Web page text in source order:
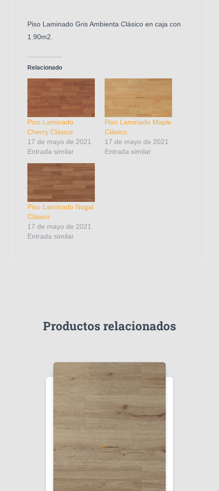
Piso Laminado Gris Ambienta Clásico en caja con
1.90m2.
Relacionado
Piso Laminado
Cherry Clásico
17 de mayo de 2021
Entrada similar
Piso Laminado Maple
Clásico
17 de mayo de 2021
Entrada similar
Piso Laminado Nogal
Clásico
17 de mayo de 2021
Entrada similar
Productos relacionados